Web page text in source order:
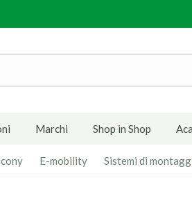
Marchi Shop in Shop
E-mobility Sistemi di